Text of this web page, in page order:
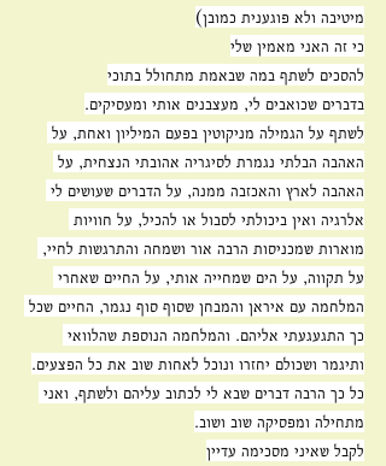
מיטיבה ולא פוגענית כמובן)
כי זה האני מאמין שלי
להסכים לשתף במה שבאמת מתחולל בתוכי
בדברים שכואבים לי, מעצבנים אותי ומעסיקים.
לשתף על הגמילה מניקוטין בפעם המיליון ואחת, על
האהבה הבלתי נגמרת לסיגריה אהובתי הנצחית, על
האהבה לארץ והאכזבה ממנה, על הדברים שעושים לי
אלרגיה ואין ביכולתי לסבול או להכיל, על חוויות
מוארות שמכניסות הרבה אור ושמחה והתרגשות לחיי,
על תקווה, על הים שמחייה אותי, על החיים שאחרי
המלחמה עם איראן והמבחן שסוף סוף נגמר, החיים שכל
כך התגעגעתי אליהם. והמלחמה הנוספת שהלוואי
ותיגמר ושכולם יחזרו ונוכל לאחות שוב את כל הפצעים.
כל כך הרבה דברים שבא לי לכתוב עליהם ולשתף, ואני
מתחילה ומפסיקה שוב ושוב.
לקבל שאיני מסכימה עדיין